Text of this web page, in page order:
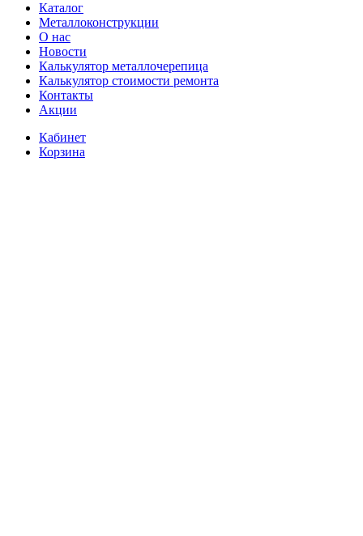
Каталог
Металлоконструкции
О нас
Новости
Калькулятор металлочерепица
Калькулятор стоимости ремонта
Контакты
Акции
Кабинет
Корзина